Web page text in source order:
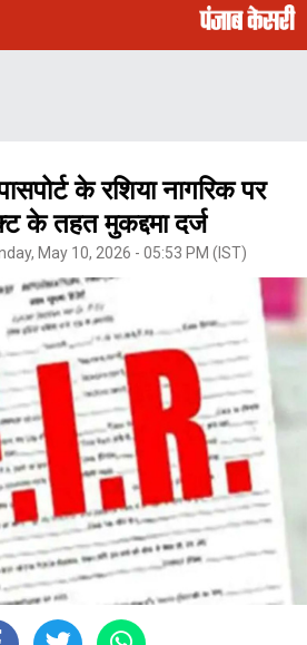
के रशिया नागरिक पर
के तहत मुकद्दमा दर्ज
May 10, 2026 - 05:53 PM (IST)